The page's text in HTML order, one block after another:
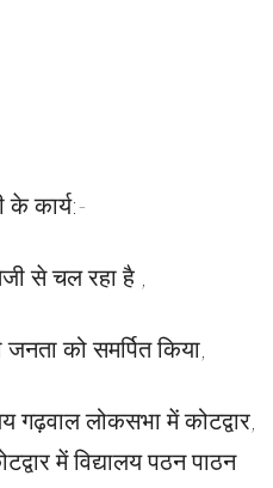
कार्य:-
से चल रहा है ,
को समर्पित किया,
गढ़वाल लोकसभा में कोटद्वार,
में विद्यालय पठन पाठन